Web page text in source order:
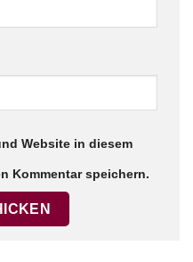
Website in diesem
Kommentar speichern.